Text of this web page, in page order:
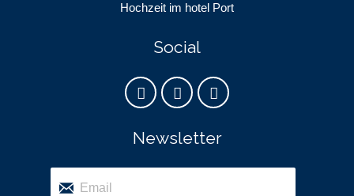
Hochzeit im hotel Port
Social
Newsletter